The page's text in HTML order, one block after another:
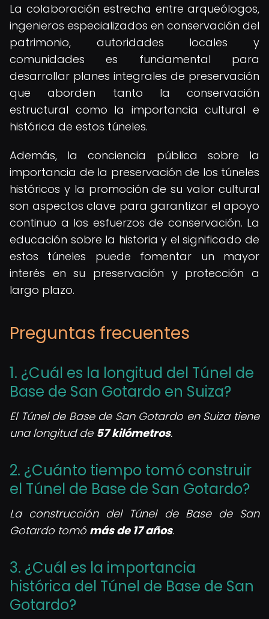
La colaboración estrecha entre arqueólogos,
ingenieros especializados en conservación del
patrimonio, autoridades locales y
comunidades es fundamental para
desarrollar planes integrales de preservación
que aborden tanto la conservación
estructural como la importancia cultural e
histórica de estos túneles.
Además, la conciencia pública sobre la
importancia de la preservación de los túneles
históricos y la promoción de su valor cultural
son aspectos clave para garantizar el apoyo
continuo a los esfuerzos de conservación. La
educación sobre la historia y el significado de
estos túneles puede fomentar un mayor
interés en su preservación y protección a
largo plazo.
Preguntas frecuentes
1. ¿Cuál es la longitud del Túnel de
Base de San Gotardo en Suiza?
El Túnel de Base de San Gotardo en Suiza tiene
una longitud de 57 kilómetros.
2. ¿Cuánto tiempo tomó construir
el Túnel de Base de San Gotardo?
La construcción del Túnel de Base de San
Gotardo tomó más de 17 años.
3. ¿Cuál es la importancia
histórica del Túnel de Base de San
Gotardo?